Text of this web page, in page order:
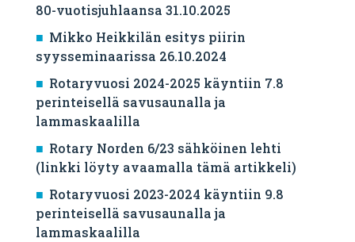
80-vuotisjuhlaansa 31.10.2025
Mikko Heikkilän esitys piirin
syysseminaarissa 26.10.2024
Rotaryvuosi 2024-2025 käyntiin 7.8
perinteisellä savusaunalla ja
lammaskaalilla
Rotary Norden 6/23 sähköinen lehti
(linkki löyty avaamalla tämä artikkeli)
Rotaryvuosi 2023-2024 käyntiin 9.8
perinteisellä savusaunalla ja
lammaskaalilla